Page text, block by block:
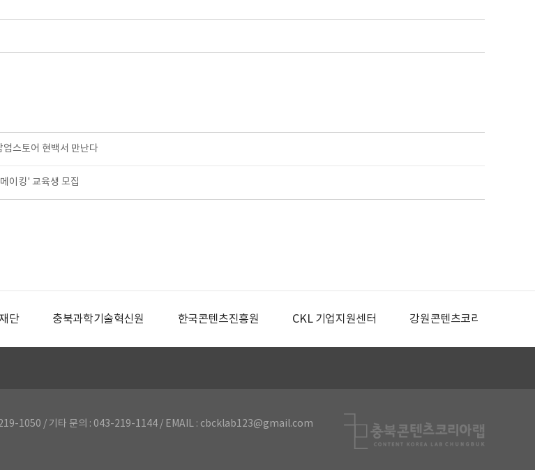
스토어 현백서 만난다
이킹' 교육생 모집
단 충북과학기술혁신원 한국콘텐츠진흥원 CKL 기업지원센터 강원콘텐츠코리아랩
219-1050 / 기타 문의 : 043-219-1144 / EMAIL : cbcklab123@gmail.com